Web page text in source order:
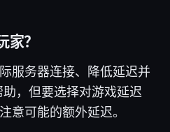
？
服务器连接、降低延迟并
，但要选择对游戏延迟
意可能的额外延迟。